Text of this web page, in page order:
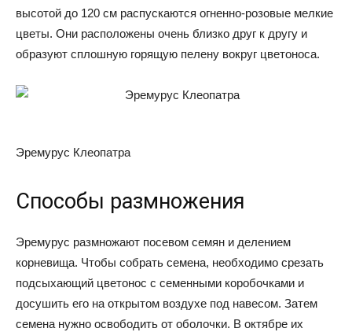
высотой до 120 см распускаются огненно-розовые мелкие
цветы. Они расположены очень близко друг к другу и
образуют сплошную горящую пелену вокруг цветоноса.
Эремурус Клеопатра
Способы размножения
Эремурус размножают посевом семян и делением
корневища. Чтобы собрать семена, необходимо срезать
подсыхающий цветонос с семенными коробочками и
досушить его на открытом воздухе под навесом. Затем
семена нужно освободить от оболочки. В октябре их